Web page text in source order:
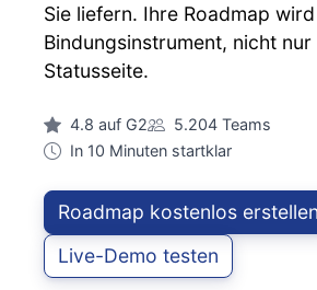
Sie liefern. Ihre Roadmap
Bindungsinstrument, nicht nur
Statusseite.
4.8 auf G2
5.204 Teams
In 10 Minuten startklar
Roadmap kostenlos erstellen
Live-Demo testen